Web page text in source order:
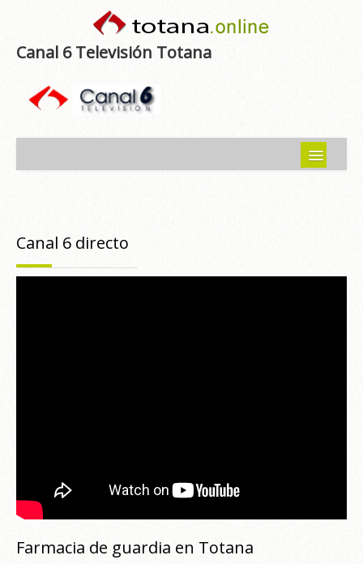
Canal 6 Televisión Totana
Programas emitidos
Canal 6 directo
Farmacia de guardia en Totana